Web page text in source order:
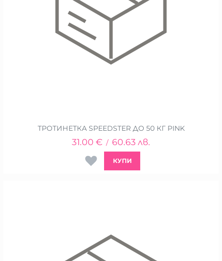
ТРОТИНЕТКА SPEEDSTER ДО 50 КГ PINK
31.00 € / 60.63 лв.
КУПИ